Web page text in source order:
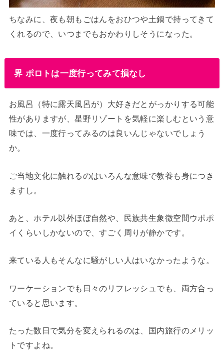
ちなみに、夜も朝もごはんをおひつや土鍋で持ってきて
くれるので、いつまでもおかわりしそうになった。
界 ポロトは一度行ってみて損なし
お風呂（特に露天風呂が）大好きだとがっかりする可能
性がありますが、星野リゾートを気軽に楽しむという意
味では、一度行ってみるのは良いんじゃないでしょう
か。
ご当地文化に触れるのはいろんな意味で教養も身につき
ますし。
あと、ホテル以外ほぼ自然や、民族共生象徴空間ウポポ
イくらいしかないので、すごく周りが静かです。
来ている人もそんなに騒がしい人はいなかったような。
ワーケーションでも日々のリフレッシュでも、両方合っ
ていると思います。
たった数日で気分を変えられるのは、国内旅行のメリッ
トですよね。